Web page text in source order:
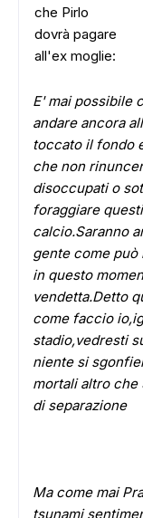
che Pirlo
dovrà pagare
all'ex moglie:
E' mai possibile
andare ancora
toccato il fondo
che non
disoccupati o
foraggiare
calcio.Saranno
gente come
in questo
vendetta.Detto
come faccio
stadio,vedresti
niente si
mortali altro che
di separazione
Ma come mai
tsunami